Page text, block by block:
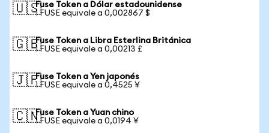
🇺🇸Fuse Token a Dólar estadounidense
1 FUSE equivale a 0,002867 $
🇬🇧Fuse Token a Libra Esterlina Británica
1 FUSE equivale a 0,00213 £
🇯🇵Fuse Token a Yen japonés
1 FUSE equivale a 0,4525 ¥
🇨🇳Fuse Token a Yuan chino
1 FUSE equivale a 0,0194 ¥